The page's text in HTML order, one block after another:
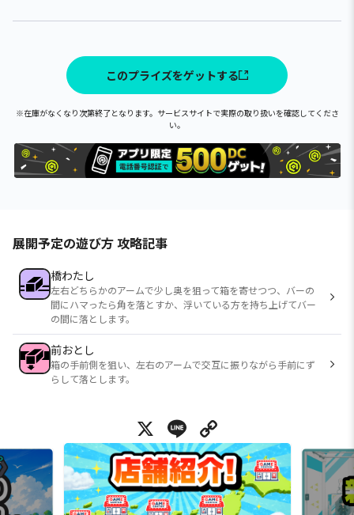
このプライズをゲットする
※在庫がなくなり次第終了となります。サービスサイトで実際の取り扱いを確認してくださ
い。
展開予定の遊び方 攻略記事
橋わたし
左右どちらかのアームで少し奥を狙って箱を寄せつつ、バーの
間にハマったら角を落とすか、浮いている方を持ち上げてバー
の間に落とします。
前おとし
箱の手前側を狙い、左右のアームで交互に振りながら手前にず
らして落とします。
X Line